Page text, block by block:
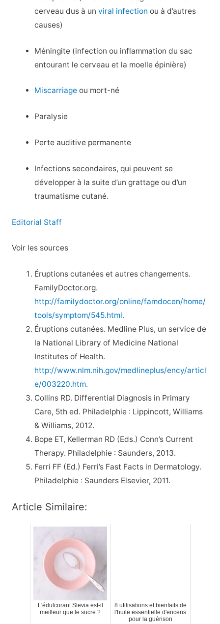
cerveau dus à unviral infection ou à d’autres
causes)
Méningite (infection ou inflammation du sac
entourant le cerveau et la moelle épinière)
Miscarriage ou mort-né
Paralysie
Perte auditive permanente
Infections secondaires, qui peuvent se
développer à la suite d’un grattage ou d’un
traumatisme cutané.
Editorial Staff
Voir les sources
Éruptions cutanées et autres changements.
FamilyDoctor.org.
http://familydoctor.org/online/famdocen/home/
tools/symptom/545.html.
Éruptions cutanées. Medline Plus, un service de
la National Library of Medicine National
Institutes of Health.
http://www.nlm.nih.gov/medlineplus/ency/articl
e/003220.htm.
Collins RD. Differential Diagnosis in Primary
Care, 5th ed. Philadelphie : Lippincott, Williams
& Williams, 2012.
Bope ET, Kellerman RD (Eds.) Conn’s Current
Therapy. Philadelphie : Saunders, 2013.
Ferri FF (Ed.) Ferri’s Fast Facts in Dermatology.
Philadelphie : Saunders Elsevier, 2011.
Article Similaire:
L'édulcorant Stevia est-il
meilleur que le sucre ?
8 utilisations et bienfaits de
l'huile essentielle d'encens
pour la guérison